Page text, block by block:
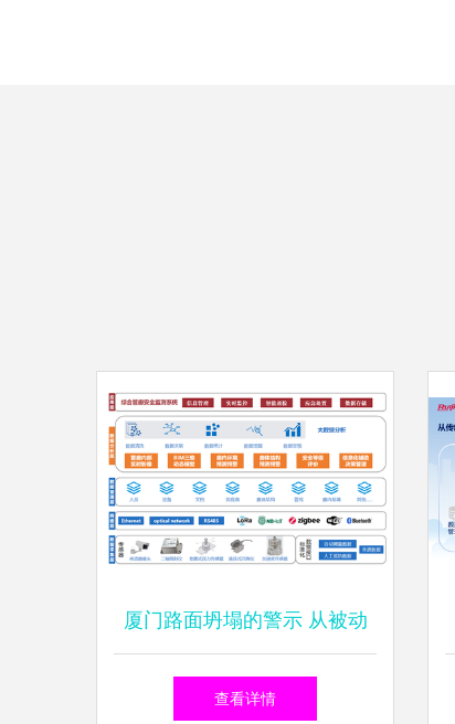
厦门路面坍塌的警示 从被动
救援到风险预知，信息系统运
查看详情